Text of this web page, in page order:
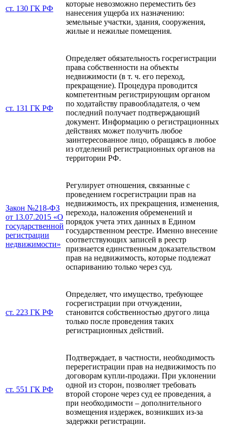
ст. 130 ГК РФ
которые невозможно переместить без
нанесения ущерба их назначению:
земельные участки, здания, сооружения,
жилые и нежилые помещения.
ст. 131 ГК РФ
Определяет обязательность госрегистрации
права собственности на объекты
недвижимости (в т. ч. его переход,
прекращение). Процедура проводится
компетентным регистрирующим органом
по ходатайству правообладателя, о чем
последний получает подтверждающий
документ. Информацию о регистрационных
действиях может получить любое
заинтересованное лицо, обращаясь в любое
из отделений регистрационных органов на
территории РФ.
Закон №218-ФЗ
от 13.07.2015 «О
государственной
регистрации
недвижимости»
Регулирует отношения, связанные с
проведением госрегистрации прав на
недвижимость, их прекращения, изменения,
перехода, наложения обременений и
порядок учета этих данных в Едином
государственном реестре. Именно внесение
соответствующих записей в реестр
признается единственным доказательством
прав на недвижимость, которые подлежат
оспариванию только через суд.
ст. 223 ГК РФ
Определяет, что имущество, требующее
госрегистрации при отчуждении,
становится собственностью другого лица
только после проведения таких
регистрационных действий.
ст. 551 ГК РФ
Подтверждает, в частности, необходимость
перерегистрации прав на недвижимость по
договорам купли-продажи. При уклонении
одной из сторон, позволяет требовать
второй стороне через суд ее проведения, а
при необходимости – дополнительного
возмещения издержек, возникших из-за
задержки регистрации.